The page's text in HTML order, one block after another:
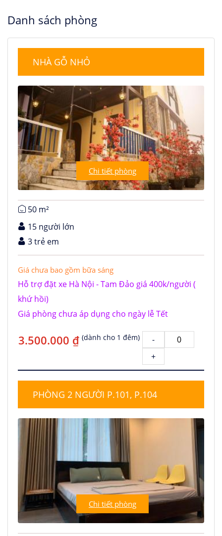
Danh sách phòng
NHÀ GỖ NHỎ
Chi tiết phòng
50 m²
15 người lớn
3 trẻ em
Giá chưa bao gồm bữa sáng
Hỗ trợ đặt xe Hà Nội - Tam Đảo giá 400k/người (
khứ hồi)
Giá phòng chưa áp dụng cho ngày lễ Tết
3.500.000 ₫ (dành cho 1 đêm)
-
+
PHÒNG 2 NGƯỜI P.101, P.104
Chi tiết phòng